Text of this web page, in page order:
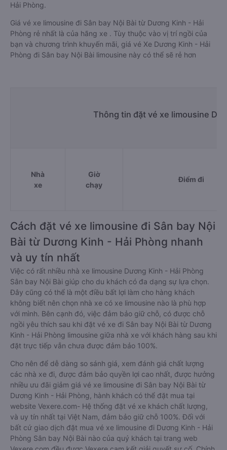
Hải Phòng.
Giá vé xe limousine đi Sân bay Nội Bài từ Dương Kinh - Hải
Phòng rẻ nhất là của hãng xe . Tùy thuộc vào vị trí ngồi của
bạn và chương trình khuyến mãi, giá vé Xe Dương Kinh - Hải
Phòng đi Sân bay Nội Bài limousine này có thể sẽ rẻ hơn
Thông tin đặt vé xe limousine
Nhà
xe
Giờ
chạy
Điểm đi
Cách đặt vé xe limousine đi Sân bay Nội
Bài từ Dương Kinh - Hải Phòng nhanh
và uy tín nhất
Việc có rất nhiều nhà xe limousine Dương Kinh - Hải Phòng
Sân bay Nội Bài giúp cho du khách có đa dạng sự lựa chọn.
Đây cũng có thể là một điều bất lợi làm cho hàng khách
không biết nên chọn nhà xe có xe limousine nào là phù hợp
với mình. Bên cạnh đó, việc đảm bảo giữ chỗ, có được chỗ
ngồi yêu thích sau khi đặt vé xe đi Sân bay Nội Bài từ Dương
Kinh - Hải Phòng limousine giữa nhà xe với khách hàng sau khi
đặt trực tiếp vẫn chưa được đảm bảo 100%.
Cho nên để dễ dàng so sánh giá, xem đánh giá chất lượng
các nhà xe đi, được đảm bảo quyền lợi cao nhất, được hưởng
nhiều ưu đãi giảm giá vé xe limousine đi Sân bay Nội Bài từ
Dương Kinh - Hải Phòng, hành khách có thể đặt mua tại
website Vexere.com- Hệ thống đặt vé xe khách chất lượng,
và uy tín nhất tại Việt Nam, đảm bảo giữ chỗ 100%. Đối với
bất cứ giao dịch đặt mua vé xe limousine đi Dương Kinh - Hải
Phòng Sân bay Nội Bài nào của quý khách tại trang web